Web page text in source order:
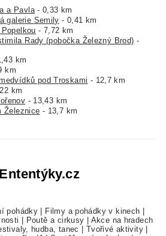
a Pavla- 0,33 km
galerie Semily - 0,41 km
- 7,72 km
Rady (pobočka Železný Brod) -
km
km
pod Troskami - 12,7 km
km
- 13,43 km
Železnice - 13,7 km
pohádky Filmy a pohádky v kinech
Poutě a cirkusy
Akce na hradech
hudba, tanec Tvořivé aktivity